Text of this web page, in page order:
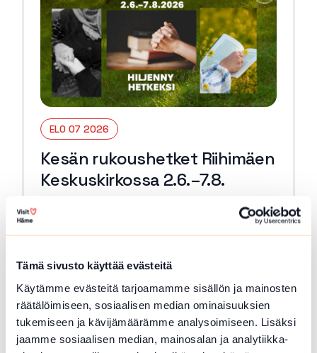
Tämä sivusto käyttää evästeitä
Käytämme evästeitä tarjoamamme sisällön ja mainosten
räätälöimiseen, sosiaalisen median ominaisuuksien
tukemiseen ja kävijämäärämme analysoimiseen. Lisäksi
jaamme sosiaalisen median, mainosalan ja analytiikka-
ELO 07 2026
Kesän rukoushetket Riihimäen
Keskuskirkossa 2.6.–7.8.
Tervetuloa kaikille avoimiin
Keskuskirkko. Kesto 15 min. 🙏🏻✝️ 🔖
rukous. Kestjo 30 min. ja…
Lue lisää tapahtumasta Kesän rukoushetket